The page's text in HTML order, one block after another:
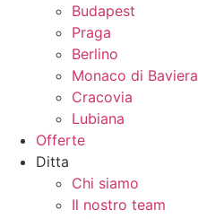
Budapest
Praga
Berlino
Monaco di Baviera
Cracovia
Lubiana
Offerte
Ditta
Chi siamo
Il nostro team